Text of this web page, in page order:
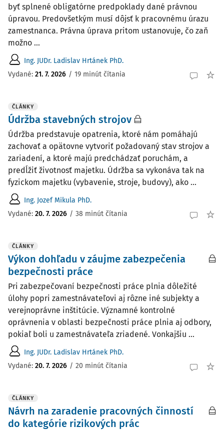
byť splnené obligatórne predpoklady dané právnou
úpravou. Predovšetkým musí dôjsť k pracovnému úrazu
zamestnanca. Právna úprava pritom ustanovuje, čo zaň
možno ...
Ing. JUDr. Ladislav Hrtánek PhD.
Vydané: 21. 7. 2026 / 19 minút čítania
ČLÁNKY
Údržba stavebných strojov
Údržba predstavuje opatrenia, ktoré nám pomáhajú
zachovať a opätovne vy­tvoriť požadovaný stav strojov a
zariadení, a ktoré majú predchádzať poruchám, a
predĺžiť životnosť majetku. Údržba sa vykonáva tak na
fyzickom majetku (vybavenie, stroje, budovy), ako ...
Ing. Jozef Mikula PhD.
Vydané: 20. 7. 2026 / 38 minút čítania
ČLÁNKY
Výkon dohľadu v záujme zabezpečenia
bezpečnosti práce
Pri zabezpečovaní bezpečnosti práce plnia dôležité
úlohy popri zamestnávateľovi aj rôzne iné subjekty a
verejnoprávne inštitúcie. Významné kontrolné
oprávnenia v oblasti bezpečnosti práce plnia aj odbory,
pokiaľ boli u zamestnávateľa zriadené. Vonkajšiu ...
Ing. JUDr. Ladislav Hrtánek PhD.
Vydané: 20. 7. 2026 / 20 minút čítania
ČLÁNKY
Návrh na zaradenie pracovných činností
do kategórie rizikových prác